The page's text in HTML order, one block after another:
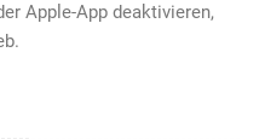
Apple-App deaktivieren,